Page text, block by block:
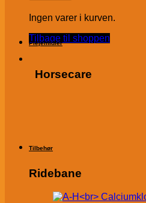
Ingen varer i kurven.
Tilbage til shoppen
Plejemidler
Horsecare
Tilbehør
Ridebane